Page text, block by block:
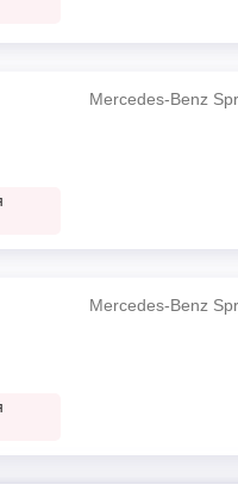
Mercedes-Benz
Mercedes-Benz